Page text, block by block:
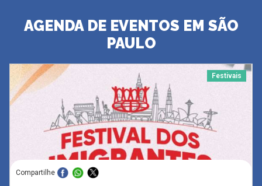
AGENDA DE EVENTOS EM SÃO
PAULO
Festivais
Compartilhe